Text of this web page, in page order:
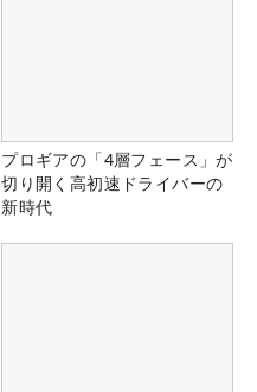
プロギアの「4層フェース」が
切り開く高初速ドライバーの
新時代